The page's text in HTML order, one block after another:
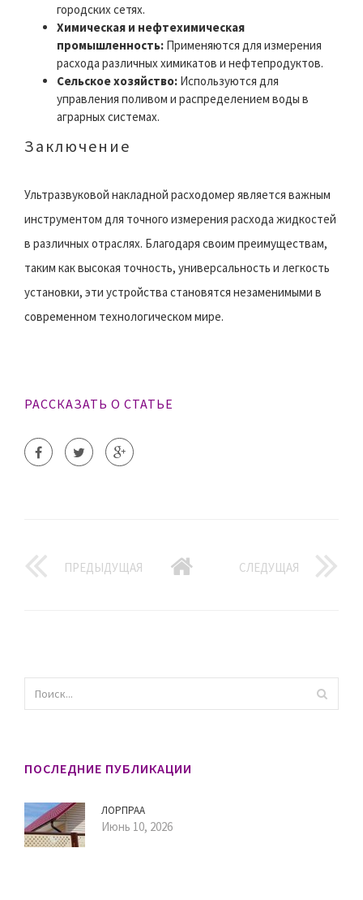
городских сетях.
Химическая и нефтехимическая
промышленность: Применяются для измерения
расхода различных химикатов и нефтепродуктов.
Сельское хозяйство: Используются для
управления поливом и распределением воды в
аграрных системах.
Заключение
Ультразвуковой накладной расходомер является важным
инструментом для точного измерения расхода жидкостей
в различных отраслях. Благодаря своим преимуществам,
таким как высокая точность, универсальность и легкость
установки, эти устройства становятся незаменимыми в
современном технологическом мире.
РАССКАЗАТЬ О СТАТЬЕ
ПРЕДЫДУЩАЯ СЛЕДУЩАЯ
ПОСЛЕДНИЕ ПУБЛИКАЦИИ
ЛОРПРАА
Июнь 10, 2026